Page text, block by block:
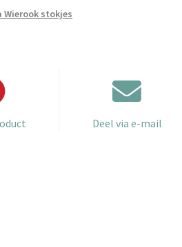
Wierook stokjes
Deel via e-mail